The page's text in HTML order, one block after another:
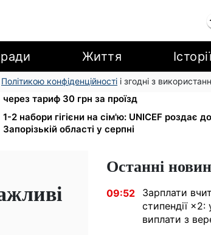
Життя
Політикою конфіденційності і згодні з
120 грн на день лише на дорогу: кияни
через тариф 30 грн за проїзд
1-2 набори гігієни на сім'ю: UNICEF роздає
Запорізькій області у серпні
Останні
09:52
Зарплати
стипендії
виплати з